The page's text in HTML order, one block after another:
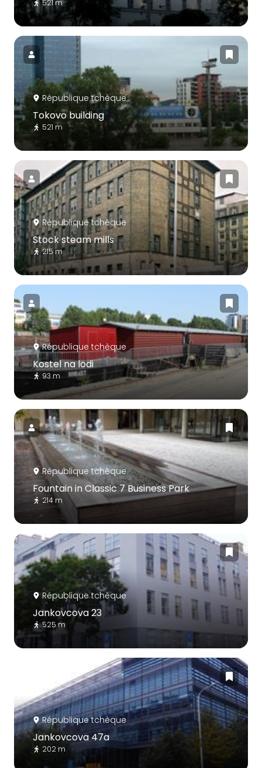
521 m
République tchèque
Tokovo building
521 m
République tchèque
Stock steam mills
215 m
République tchèque
Kostel na lodi
93 m
République tchèque
Fountain in Classic 7 Business Park
214 m
République tchèque
Jankovcova 23
525 m
République tchèque
Jankovcova 47a
202 m